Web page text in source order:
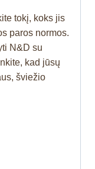
tokį, koks jis
paros normos.
N&D su
kad jūsų
šviežio